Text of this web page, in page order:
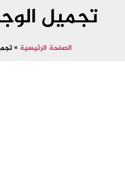
تجميل
الصفحة الرئيسية »